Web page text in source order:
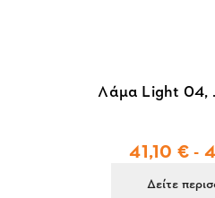
Λάμα Light 04,
41,10 € -
Δείτε